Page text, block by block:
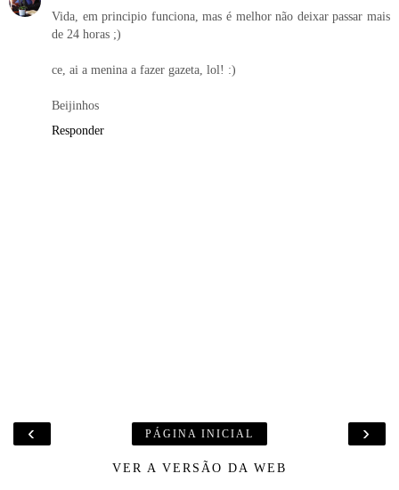
Vida, em principio funciona, mas é melhor não deixar passar mais
de 24 horas ;)
ce, ai a menina a fazer gazeta, lol! :)
Beijinhos
Responder
‹ ›
PÁGINA INICIAL
VER A VERSÃO DA WEB